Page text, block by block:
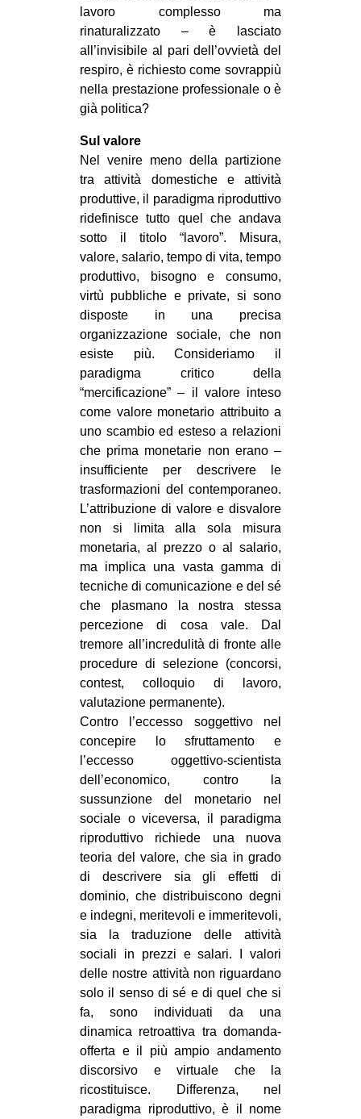
lavoro complesso ma
rinaturalizzato – è lasciato
all’invisibile al pari dell’ovvietà del
respiro, è richiesto come sovrappiù
nella prestazione professionale o è
già politica?
Sul valore
Nel venire meno della partizione
tra attività domestiche e attività
produttive, il paradigma riproduttivo
ridefinisce tutto quel che andava
sotto il titolo “lavoro”. Misura,
valore, salario, tempo di vita, tempo
produttivo, bisogno e consumo,
virtù pubbliche e private, si sono
disposte in una precisa
organizzazione sociale, che non
esiste più. Consideriamo il
paradigma critico della
“mercificazione” – il valore inteso
come valore monetario attribuito a
uno scambio ed esteso a relazioni
che prima monetarie non erano –
insufficiente per descrivere le
trasformazioni del contemporaneo.
L’attribuzione di valore e disvalore
non si limita alla sola misura
monetaria, al prezzo o al salario,
ma implica una vasta gamma di
tecniche di comunicazione e del sé
che plasmano la nostra stessa
percezione di cosa vale. Dal
tremore all’incredulità di fronte alle
procedure di selezione (concorsi,
contest, colloquio di lavoro,
valutazione permanente).
Contro l’eccesso soggettivo nel
concepire lo sfruttamento e
l’eccesso oggettivo-scientista
dell’economico, contro la
sussunzione del monetario nel
sociale o viceversa, il paradigma
riproduttivo richiede una nuova
teoria del valore, che sia in grado
di descrivere sia gli effetti di
dominio, che distribuiscono degni
e indegni, meritevoli e immeritevoli,
sia la traduzione delle attività
sociali in prezzi e salari. I valori
delle nostre attività non riguardano
solo il senso di sé e di quel che si
fa, sono individuati da una
dinamica retroattiva tra domanda-
offerta e il più ampio andamento
discorsivo e virtuale che la
ricostituisce. Differenza, nel
paradigma riproduttivo, è il nome